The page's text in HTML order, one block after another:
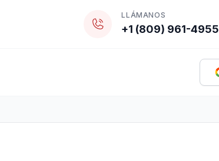
LLÁMANOS
+1 (809) 961-4955